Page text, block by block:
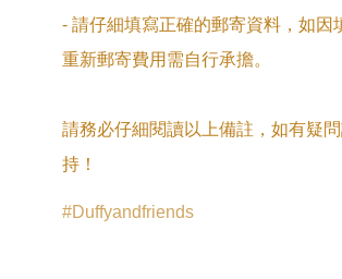
- 請仔細填寫正確的郵寄資料，如因
重新郵寄費用需自行承擔。
請務必仔細閱讀以上備註，如有疑
持！
Duffyandfriends